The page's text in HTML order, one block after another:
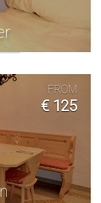
FROM
€ 125